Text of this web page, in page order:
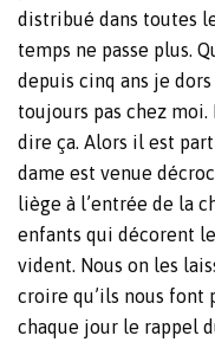
distribué dans toutes
temps ne passe plus.
depuis cinq ans je
toujours pas chez moi.
dire ça. Alors il est
dame est venue
liège à l’entrée de la
enfants qui décorent
vident. Nous on les
croire qu’ils nous font
chaque jour le rappel